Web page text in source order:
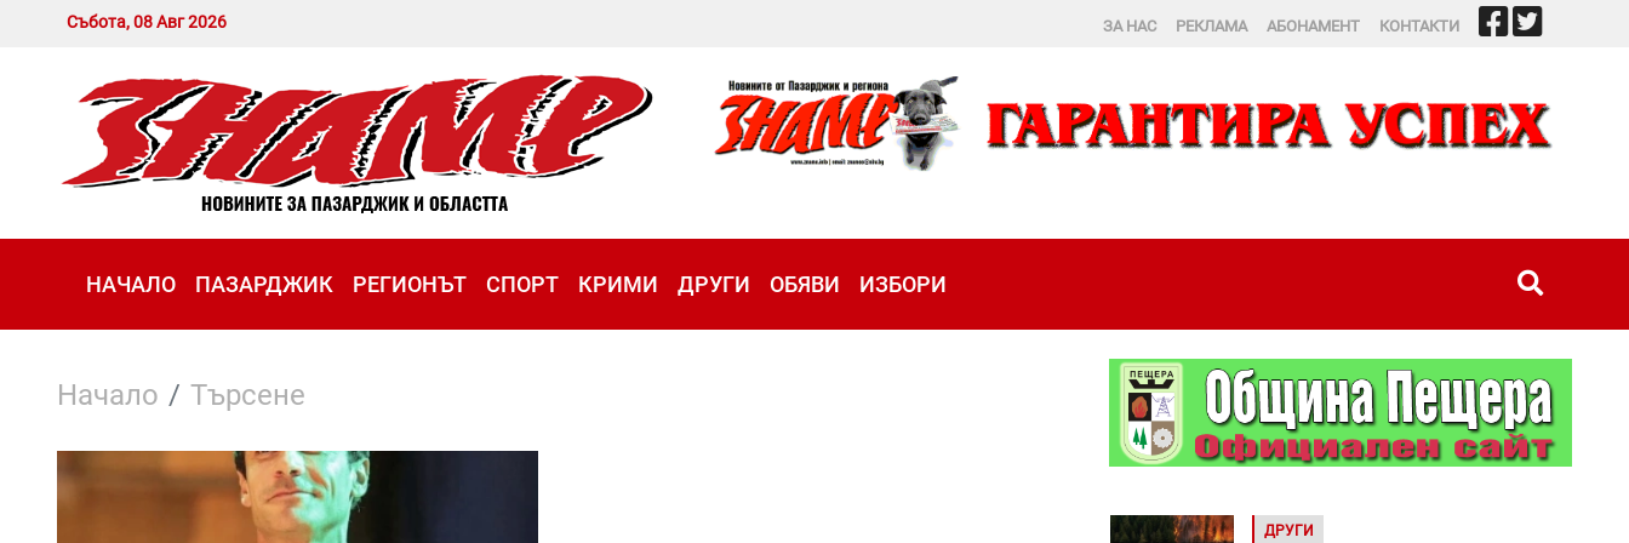
Събота, 08 Авг 2026 ЗА НАС РЕКЛАМА АБОНАМЕНТ КОНТАКТИ
НАЧАЛО ПАЗАРДЖИК РЕГИОНЪТ СПОРТ КРИМИ ДРУГИ ОБЯВИ ИЗБОРИ
Начало Търсене
ДРУГИ